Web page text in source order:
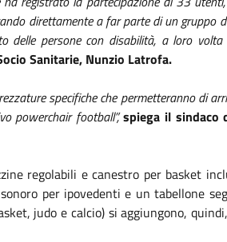
direttamente a far parte di un gruppo
persone con disabilità, a loro
Sanitarie, Nunzio Latrofa.
specifiche che permetteranno di
powerchair football”,spiega il sindaco
regolabili e canestro per basket
per ipovedenti e un tabellone
judo e calcio) si aggiungono,